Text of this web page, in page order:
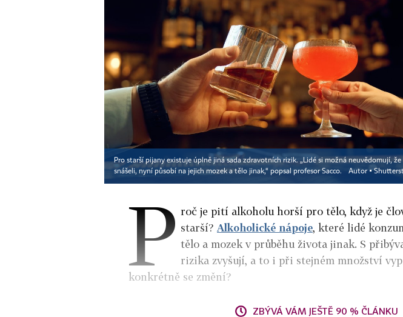
Pro starší pijany existuje úplně jiná sada zdravotních rizik. „Lidé si možná neuvědomují,
snášeli, nyní působí na jejich mozek a tělo jinak,“ popsal profesor Sacco.
Autor ▪
P roč je pití alkoholu horší pro tělo, když je
starší? Alkoholické nápoje, které lidé
tělo a mozek v průběhu života jinak. S
rizika zvyšují, a to i při stejném množství
konkrétně se změní?
ZBÝVÁ VÁM JEŠTĚ 90 % ČLÁNKU